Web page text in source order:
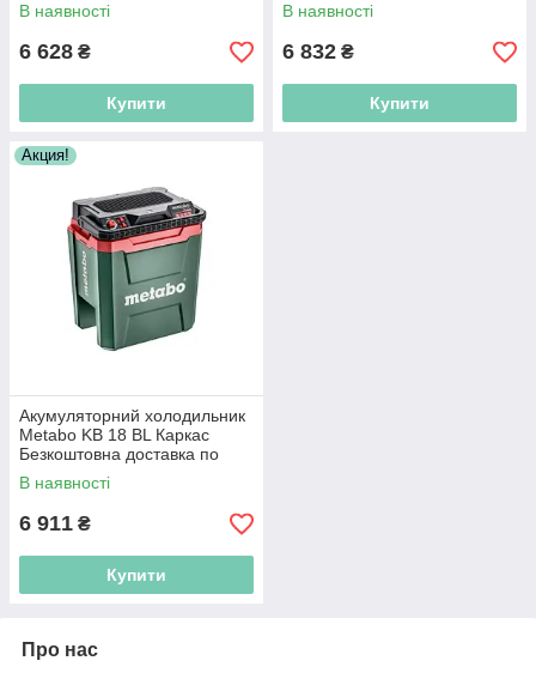
В наявності
6 628 ₴
Купити
В наявності
6 832 ₴
Купити
Акция!
Акумуляторний холодильник
Metabo KB 18 BL Каркас
Безкоштовна доставка по
Україні!
В наявності
6 911 ₴
Купити
Про нас